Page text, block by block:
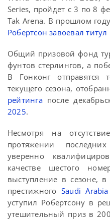
Series, пройдет с 3 по 8
Tak Arena. В прошлом
Робертсон завоевал
Общий призовой фонд
фунтов стерлингов, а
В Гонконг отправятся
текущего сезона,
рейтингапосле
2025.
Несмотря на
протяжении
уверенно
качестве шестого
выступление в сезоне,
престижного Saudi
уступил Робертсону в
утешительный приз в